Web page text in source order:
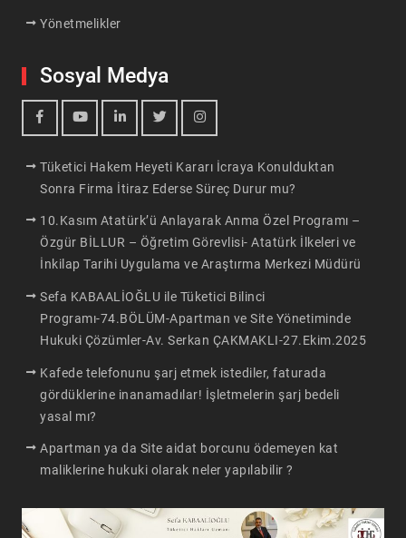
Yönetmelikler
Sosyal Medya
facebookyoutubelinkedintwitterİnstagram
Tüketici Hakem Heyeti Kararı İcraya Konulduktan
Sonra Firma İtiraz Ederse Süreç Durur mu?
10.Kasım Atatürk’ü Anlayarak Anma Özel Programı –
Özgür BİLLUR – Öğretim Görevlisi- Atatürk İlkeleri ve
İnkilap Tarihi Uygulama ve Araştırma Merkezi Müdürü
Sefa KABAALİOĞLU ile Tüketici Bilinci
Programı-74.BÖLÜM-Apartman ve Site Yönetiminde
Hukuki Çözümler-Av. Serkan ÇAKMAKLI-27.Ekim.2025
Kafede telefonunu şarj etmek istediler, faturada
gördüklerine inanamadılar! İşletmelerin şarj bedeli
yasal mı?
Apartman ya da Site aidat borcunu ödemeyen kat
maliklerine hukuki olarak neler yapılabilir ?